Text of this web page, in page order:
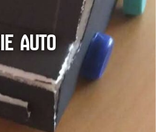
AUTO